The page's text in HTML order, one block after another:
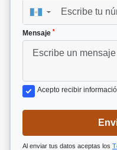
▼
Mensaje *
Acepto recibir
Al enviar tus datos aceptas los